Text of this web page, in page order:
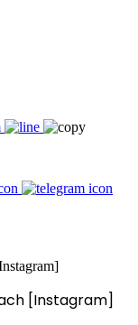
[Instagram]